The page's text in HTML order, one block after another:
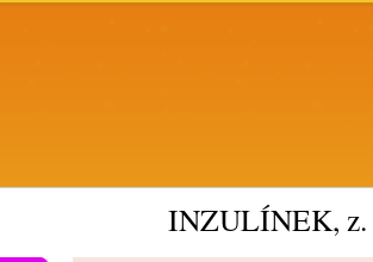
INZULÍNEK, z.